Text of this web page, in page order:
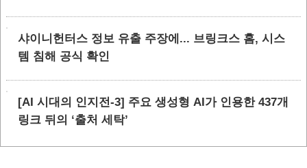
샤이니헌터스 정보 유출 주장에... 브링크스 홈, 시스
템 침해 공식 확인
[AI 시대의 인지전-3] 주요 생성형 AI가 인용한 437개
링크 뒤의 ‘출처 세탁’